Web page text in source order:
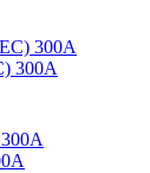
300А